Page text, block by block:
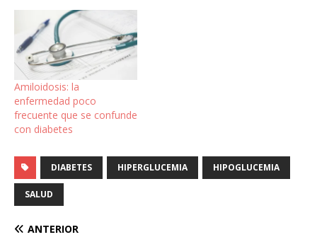
Amiloidosis: la
enfermedad poco
frecuente que se confunde
con diabetes
DIABETES HIPERGLUCEMIA HIPOGLUCEMIA
SALUD
ANTERIOR